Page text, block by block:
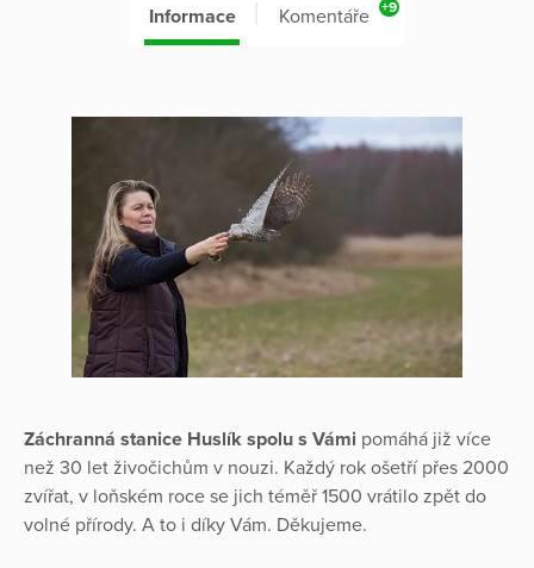
Informace Komentáře +9
Záchranná stanice Huslík spolu s Vámi pomáhá již více
než 30 let živočichům v nouzi. Každý rok ošetří přes 2000
zvířat, v loňském roce se jich téměř 1500 vrátilo zpět do
volné přírody. A to i díky Vám. Děkujeme.